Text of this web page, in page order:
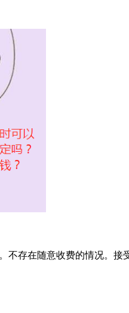
不存在随意收费的情况。接